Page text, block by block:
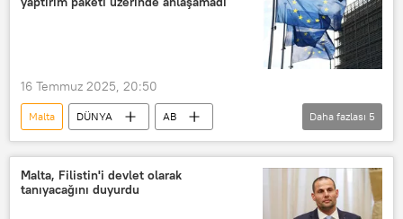
BM
16 Temmuz 2025, 20:50
Malta DÜNYA
AB
Slovakya
Rusya
Avrupa
Avrupa Komisyonu
Yaptırım
Veto
Daha fazlası 5
Malta, Filistin'i devlet olarak
tanıyacağını duyurdu